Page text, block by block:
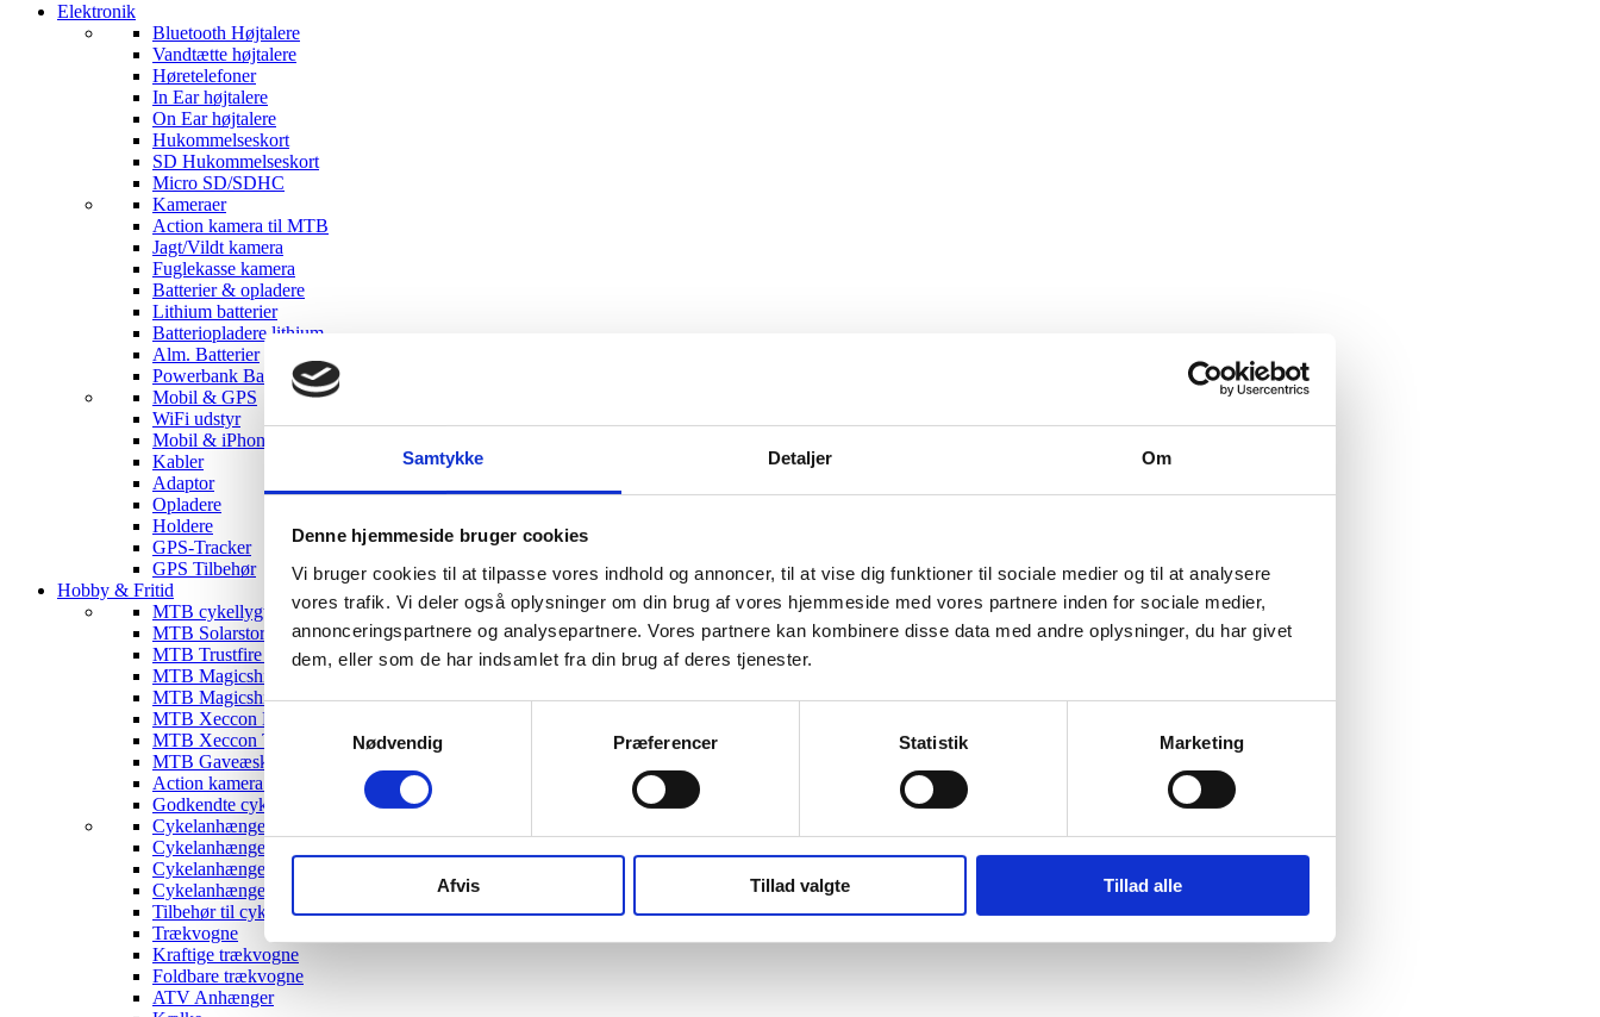
Samtykke Detaljer Om
Denne hjemmeside bruger cookies
Vi bruger cookies til at tilpasse vores indhold og annoncer, til at vise dig funktioner til sociale medier og til at analysere
vores trafik. Vi deler også oplysninger om din brug af vores hjemmeside med vores partnere inden for sociale medier,
annonceringspartnere og analysepartnere. Vores partnere kan kombinere disse data med andre oplysninger, du har givet
dem, eller som de har indsamlet fra din brug af deres tjenester.
Samtykkevalg
Nødvendig
Præferencer Statistik Marketing
Afvis Tillad valgte Tillad alle
Elektronik
Bluetooth Højtalere
Vandtætte højtalere
Høretelefoner
In Ear højtalere
On Ear højtalere
Hukommelseskort
SD Hukommelseskort
Micro SD/SDHC
Kameraer
Action kamera til MTB
Jagt/Vildt kamera
Fuglekasse kamera
Batterier & opladere
Lithium batterier
Batteriopladere lithium
Alm. Batterier
Powerbank Batterier
Mobil & GPS
WiFi udstyr
Mobil & iPhone tilbehør
Kabler
Adaptor
Opladere
Holdere
GPS-Tracker
GPS Tilbehør
Hobby & Fritid
MTB cykellygter
MTB Solarstorm Lygter & tilbehør
MTB Trustfire Lygter
MTB Magicshine Lygter
MTB Magicshine Tilbehør
MTB Xeccon Lygter
MTB Xeccon Tilbehør
MTB Gaveæske
Action kamera til MTB
Godkendte cykellygter & tilbehør
Cykelanhængere
Cykelanhænger til Børn
Cykelanhænger til hunde
Cykelanhænger Cargo
Tilbehør til cykelanhængere
Trækvogne
Kraftige trækvogne
Foldbare trækvogne
ATV Anhænger